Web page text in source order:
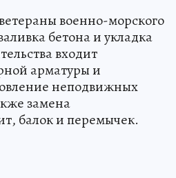
военно-морского
бетона и укладка
входит
арматуры и
неподвижных
замена
балок и перемычек.